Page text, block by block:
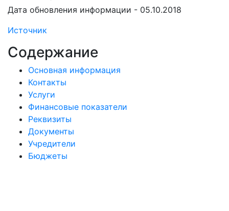
Дата обновления информации - 05.10.2018
Источник
Содержание
Основная информация
Контакты
Услуги
Финансовые показатели
Реквизиты
Документы
Учредители
Бюджеты